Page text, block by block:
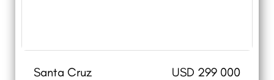
Santa Cruz USD 299 000